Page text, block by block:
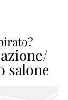
salone